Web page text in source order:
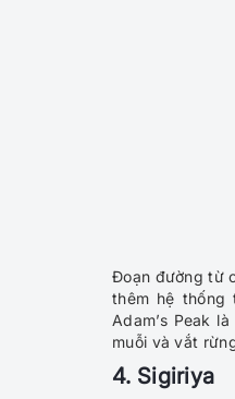
Đoạn đường từ
thêm hệ thống
Adam’s Peak
muỗi và vắt
4. Sigiriya